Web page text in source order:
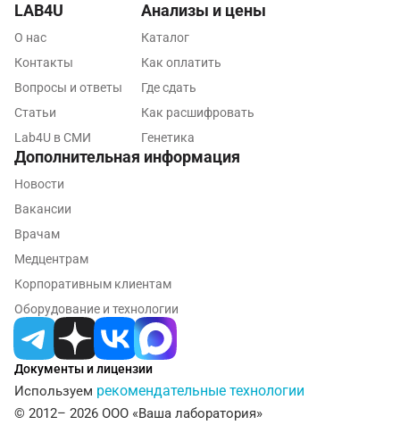
Коломна
Кострома
Красногорск
Краснодар
Курск
Лабинск
Липецк
Лобня
Люберцы
Документы и лицензии
Используем рекомендательные технологии
© 2012– 2026 ООО «Ваша лаборатория»
LAB4U
О нас
Контакты
Вопросы и ответы
Статьи
Lab4U в СМИ
Анализы и цены
Каталог
Как оплатить
Где сдать
Как расшифровать
Генетика
Дополнительная информация
Новости
Вакансии
Врачам
Медцентрам
Корпоративным клиентам
Оборудование и технологии